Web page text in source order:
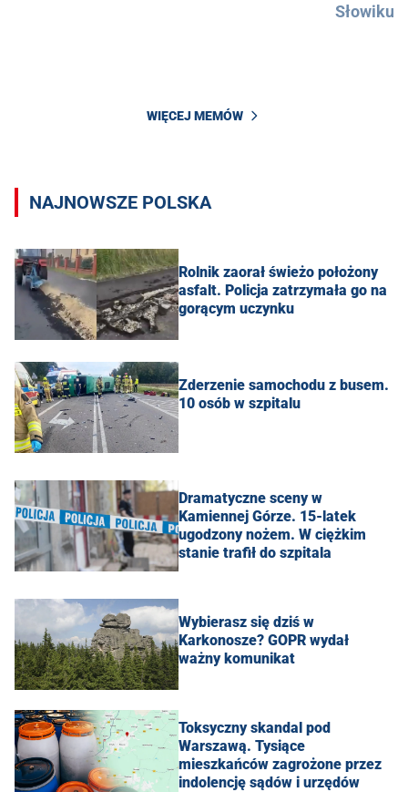
Słowiku
WIĘCEJ MEMÓW
NAJNOWSZE POLSKA
Rolnik zaorał świeżo położony
asfalt. Policja zatrzymała go na
gorącym uczynku
Zderzenie samochodu z busem.
10 osób w szpitalu
Dramatyczne sceny w
Kamiennej Górze. 15-latek
ugodzony nożem. W ciężkim
stanie trafił do szpitala
Wybierasz się dziś w
Karkonosze? GOPR wydał
ważny komunikat
Toksyczny skandal pod
Warszawą. Tysiące
mieszkańców zagrożone przez
indolencję sądów i urzędów